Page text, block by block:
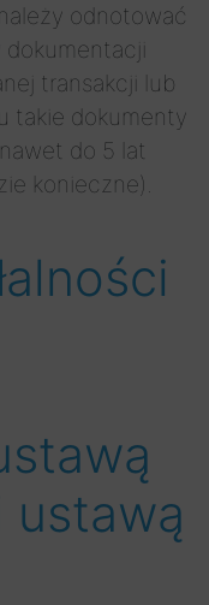
odnotować
transakcji lub
takie dokumenty
do 5 lat
konieczne).
ustawą